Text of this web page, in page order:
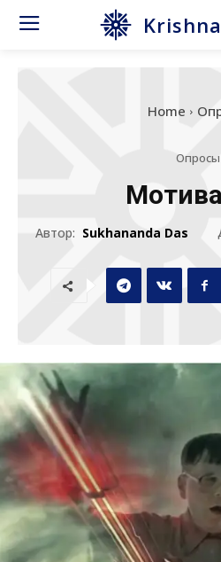
Home
Опросы
Автор: Sukhananda Das